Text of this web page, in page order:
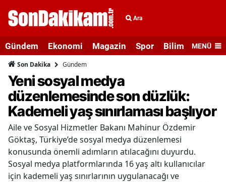
Ara
Gündem Ekonomi Magazin Spor Bilim veMENÜ
Son Dakika Gündem
Yeni sosyal medya
düzenlemesinde son düzlük:
Kademeli yaş sınırlaması başlıyor
Aile ve Sosyal Hizmetler Bakanı Mahinur Özdemir
Göktaş, Türkiye’de sosyal medya düzenlemesi
konusunda önemli adımların atılacağını duyurdu.
Sosyal medya platformlarında 16 yaş altı kullanıcılar
için kademeli yaş sınırlarının uygulanacağı ve